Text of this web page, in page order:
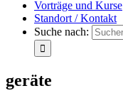
Vorträge und Kurse
Standort / Kontakt
Suche nach:
geräte